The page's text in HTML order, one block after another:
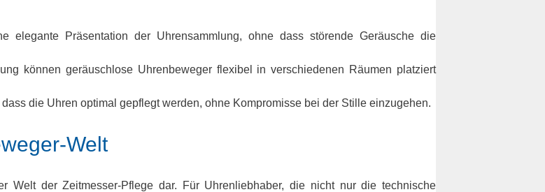
elegante Präsentation der Uhrensammlung, ohne dass störende Geräusche die
können geräuschlose Uhrenbeweger flexibel in verschiedenen Räumen platziert
die Uhren optimal gepflegt werden, ohne Kompromisse bei der Stille einzugehen.
Welt
Welt der Zeitmesser-Pflege dar. Für Uhrenliebhaber, die nicht nur die technische